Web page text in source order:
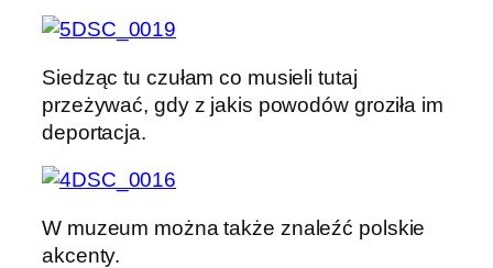
Siedząc tu czułam co musieli tutaj
przeżywać, gdy z jakis powodów groziła im
deportacja.
W muzeum można także znaleźć polskie
akcenty.